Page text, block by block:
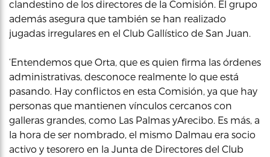
clandestino de los directores de la Comisión. El grupo
además asegura que también se han realizado
jugadas irregulares en el Club Gallístico de San Juan.
‘Entendemos que Orta, que es quien firma las órdenes
administrativas, desconoce realmente lo que está
pasando. Hay conflictos en esta Comisión, ya que hay
personas que mantienen vínculos cercanos con
galleras grandes, como Las Palmas yArecibo. Es más, a
la hora de ser nombrado, el mismo Dalmau era socio
activo y tesorero en la Junta de Directores del Club